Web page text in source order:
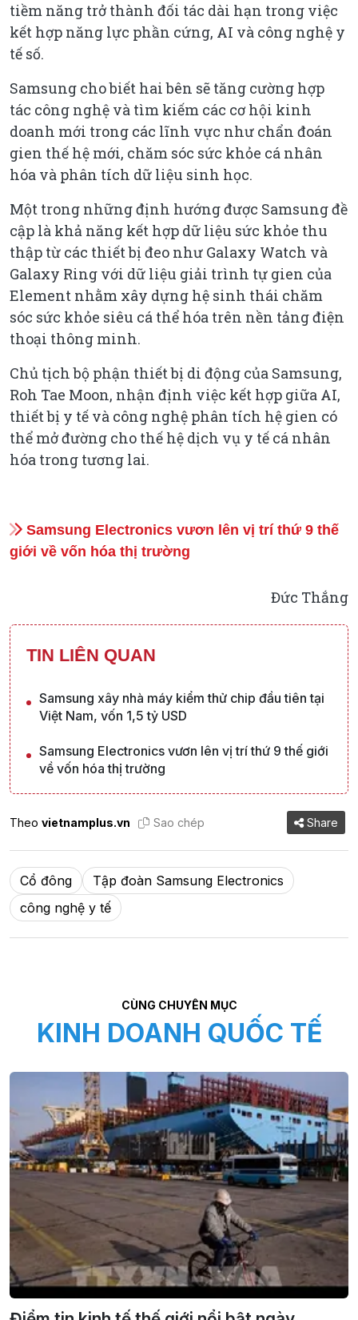
tiềm năng trở thành đối tác dài hạn trong việc
kết hợp năng lực phần cứng, AI và công nghệ y
tế số.
Samsung cho biết hai bên sẽ tăng cường hợp
tác công nghệ và tìm kiếm các cơ hội kinh
doanh mới trong các lĩnh vực như chẩn đoán
gien thế hệ mới, chăm sóc sức khỏe cá nhân
hóa và phân tích dữ liệu sinh học.
Một trong những định hướng được Samsung đề
cập là khả năng kết hợp dữ liệu sức khỏe thu
thập từ các thiết bị đeo như Galaxy Watch và
Galaxy Ring với dữ liệu giải trình tự gien của
Element nhằm xây dựng hệ sinh thái chăm
sóc sức khỏe siêu cá thể hóa trên nền tảng điện
thoại thông minh.
Chủ tịch bộ phận thiết bị di động của Samsung,
Roh Tae Moon, nhận định việc kết hợp giữa AI,
thiết bị y tế và công nghệ phân tích hệ gien có
thể mở đường cho thế hệ dịch vụ y tế cá nhân
hóa trong tương lai.
Samsung Electronics vươn lên vị trí thứ 9 thế
giới về vốn hóa thị trường
Đức Thắng
TIN LIÊN QUAN
Samsung xây nhà máy kiểm thử chip đầu tiên tại
Việt Nam, vốn 1,5 tỷ USD
Samsung Electronics vươn lên vị trí thứ 9 thế giới
về vốn hóa thị trường
Theo vietnamplus.vn Sao chép Share
Cổ đông
Tập đoàn Samsung Electronics
công nghệ y tế
CÙNG CHUYÊN MỤC
KINH DOANH QUỐC TẾ